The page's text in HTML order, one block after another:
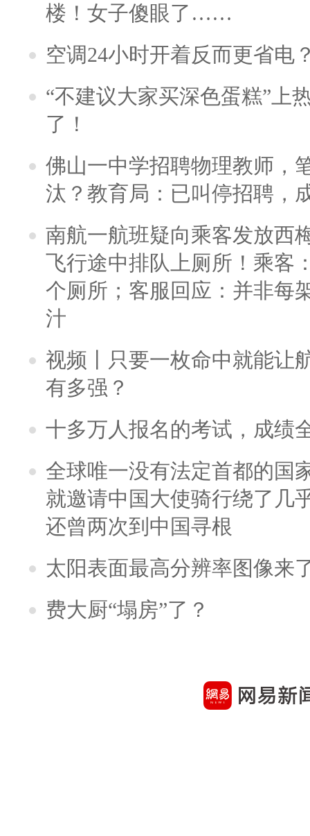
楼！女子傻眼了……
空调24小时开着反而更省电
“不建议大家买深色蛋糕”上
了！
佛山一中学招聘物理教师，
汰？教育局：已叫停招聘，
南航一航班疑向乘客发放西
飞行途中排队上厕所！乘客
个厕所；客服回应：并非每
汁
视频丨只要一枚命中就能让
有多强？
十多万人报名的考试，成绩
全球唯一没有法定首都的国
就邀请中国大使骑行绕了几
还曾两次到中国寻根
太阳表面最高分辨率图像来
费大厨“塌房”了？